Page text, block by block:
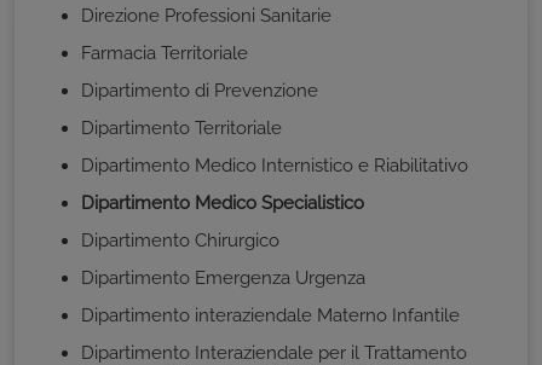
Direzione Professioni Sanitarie
Farmacia Territoriale
Dipartimento di Prevenzione
Dipartimento Territoriale
Dipartimento Medico Internistico e Riabilitativo
Dipartimento Medico Specialistico
Dipartimento Chirurgico
Dipartimento Emergenza Urgenza
Dipartimento interaziendale Materno Infantile
Dipartimento Interaziendale per il Trattamento